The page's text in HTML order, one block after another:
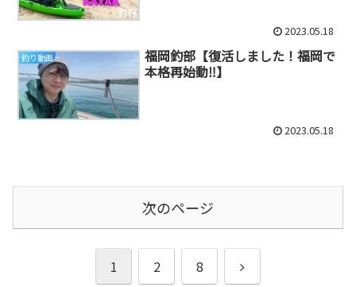
2023.05.18
釣り動画
福岡釣部【復活しました！福岡で
本格再始動‼️】
2023.05.18
次のページ
1 2 8
次